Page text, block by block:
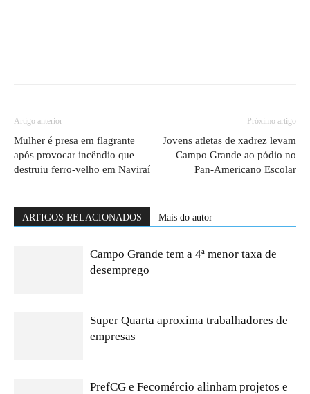
Artigo anterior
Mulher é presa em flagrante
após provocar incêndio que
destruiu ferro-velho em Naviraí
Próximo artigo
Jovens atletas de xadrez levam
Campo Grande ao pódio no
Pan-Americano Escolar
ARTIGOS RELACIONADOS Mais do autor
Campo Grande tem a 4ª menor taxa de
desemprego
Super Quarta aproxima trabalhadores de
empresas
PrefCG e Fecomércio alinham projetos e